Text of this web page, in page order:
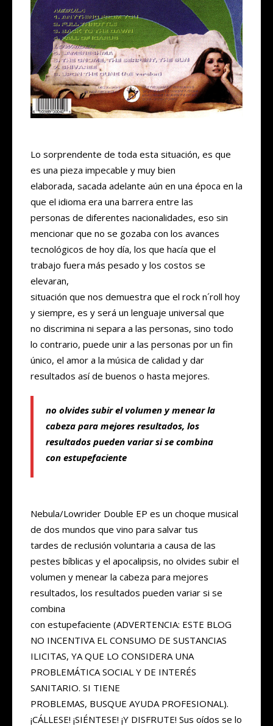
Lo sorprendente de toda esta situación, es que
es una pieza impecable y muy bien
elaborada, sacada adelante aún en una época en la
que el idioma era una barrera entre las
personas de diferentes nacionalidades, eso sin
mencionar que no se gozaba con los avances
tecnológicos de hoy día, los que hacía que el
trabajo fuera más pesado y los costos se
elevaran,
situación que nos demuestra que el rock n´roll hoy
y siempre, es y será un lenguaje universal que
no discrimina ni separa a las personas, sino todo
lo contrario, puede unir a las personas por un fin
único, el amor a la música de calidad y dar
resultados así de buenos o hasta mejores.
no olvides subir el volumen y menear la
cabeza para mejores resultados, los
resultados pueden variar si se combina
con estupefaciente
Nebula/Lowrider Double EP es un choque musical
de dos mundos que vino para salvar tus
tardes de reclusión voluntaria a causa de las
pestes bíblicas y el apocalipsis, no olvides subir el
volumen y menear la cabeza para mejores
resultados, los resultados pueden variar si se
combina
con estupefaciente (ADVERTENCIA: ESTE BLOG
NO INCENTIVA EL CONSUMO DE SUSTANCIAS
ILICITAS, YA QUE LO CONSIDERA UNA
PROBLEMÁTICA SOCIAL Y DE INTERÉS
SANITARIO. SI TIENE
PROBLEMAS, BUSQUE AYUDA PROFESIONAL).
¡CÁLLESE! ¡SIÉNTESE! ¡Y DISFRUTE! Sus oídos se lo